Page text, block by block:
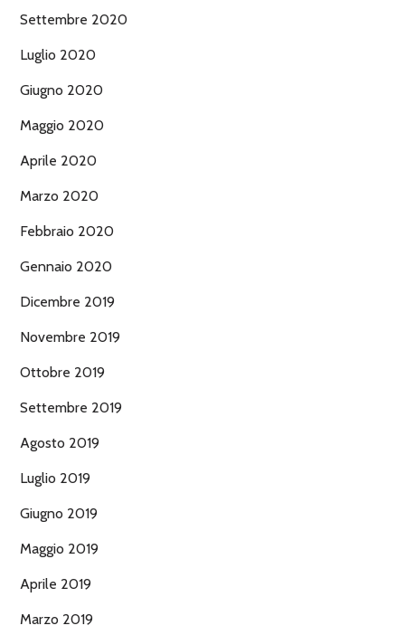
Settembre 2020
Luglio 2020
Giugno 2020
Maggio 2020
Aprile 2020
Marzo 2020
Febbraio 2020
Gennaio 2020
Dicembre 2019
Novembre 2019
Ottobre 2019
Settembre 2019
Agosto 2019
Luglio 2019
Giugno 2019
Maggio 2019
Aprile 2019
Marzo 2019